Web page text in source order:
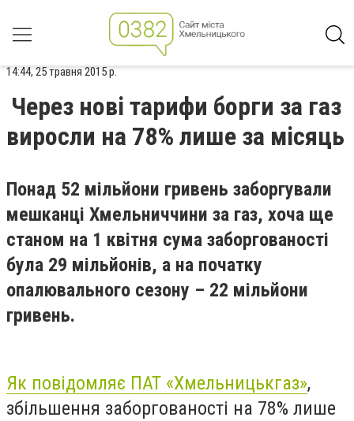
14:44, 25 травня 2015 р.
Через нові тарифи борги за газ
виросли на 78% лише за місяць
Понад 52 мільйони гривень заборгували
мешканці Хмельниччини за газ, хоча ще
станом на 1 квітня сума заборгованості
була 29 мільйонів, а на початку
опалювального сезону – 22 мільйони
гривень.
Як повідомляє ПАТ «Хмельницькгаз»,
збільшення заборгованості на 78% лише